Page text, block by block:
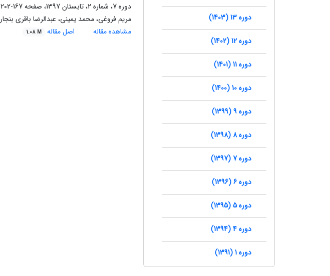
دوره 7، شماره 2، تابستان 1397، صفحه
167-202
مریم فروغی، محمد یمینی، عبدالرضا باقری بنجار
مشاهده مقاله
اصل مقاله 1.08 M
دوره 13 (1403)
دوره 12 (1402)
دوره 11 (1401)
دوره 10 (1400)
دوره 9 (1399)
دوره 8 (1398)
دوره 7 (1397)
دوره 6 (1396)
دوره 5 (1395)
دوره 4 (1394)
دوره 1 (1391)